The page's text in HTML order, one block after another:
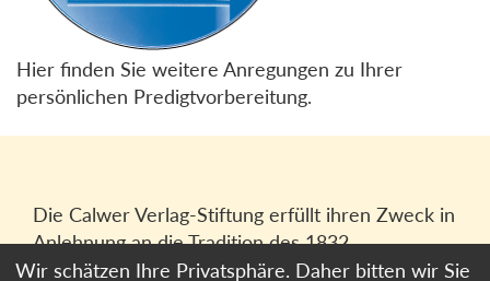
Hier finden Sie weitere Anregungen zu Ihrer
persönlichen Predigtvorbereitung.
Die Calwer Verlag-Stiftung erfüllt ihren Zweck in
Anlehnung an die Tradition des 1832
gegründeten Calwer Verlagsvereins, der
Wir schätzen Ihre Privatsphäre. Daher bitten wir Sie